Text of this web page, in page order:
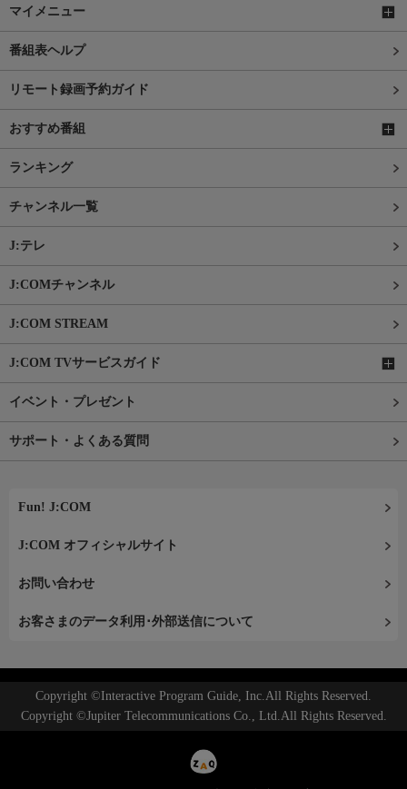
マイメニュー
番組表ヘルプ
リモート録画予約ガイド
おすすめ番組
ランキング
チャンネル一覧
J:テレ
J:COMチャンネル
J:COM STREAM
J:COM TVサービスガイド
イベント・プレゼント
サポート・よくある質問
Fun! J:COM
J:COM オフィシャルサイト
お問い合わせ
お客さまのデータ利用･外部送信について
Copyright ©Interactive Program Guide, Inc.All Rights Reserved.
Copyright ©Jupiter Telecommunications Co., Ltd.All Rights Reserved.